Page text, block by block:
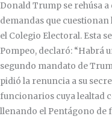
Donald Trump se rehúsa
demandas que
el Colegio Electoral. Esta
Pompeo, declaró: “Habrá
segundo mandato de
pidió la renuncia a su
funcionarios cuya lealtad
llenando el Pentágono de